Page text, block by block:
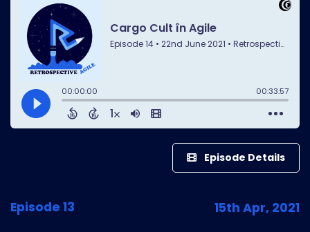
Episode Details
Episode 13 15th Apr, 2021